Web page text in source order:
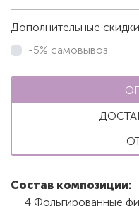
Дополнительные
-5% самовывоз
Состав композиции:
4 Фольгированные